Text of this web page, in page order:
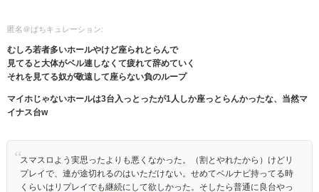
匿名＠ぱちキュレーション:
むしろ若者多いホールやけど座られとらんで
見てると大体がベル連しなくて疲れて辞めていく
それを見てる奴が敬遠して座らない負のループ
マイホじゃないホールは3台入っとったが1人しか座っとらんかったな、当然マ
イナス台w
スマスロよう実思ったよりも悪くなかった。（割とやれたから）けどリ
プレイで、連が途切れるのはいただけない。せめてベルナビ持ってる時
くらいはリプレイでも継続にして欲しかった。そしたら普通に良台やっ